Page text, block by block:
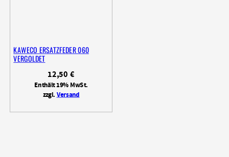
KAWECO ERSATZFEDER 060
VERGOLDET
12,50€
Enthält 19% MwSt.
zzgl.Versand